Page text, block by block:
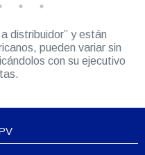
distribuidor” y están
pueden variar sin
con su ejecutivo